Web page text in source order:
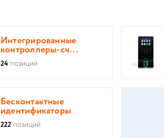
Интегрированные
контроллеры-сч...
24 позиций
Бесконтактные
идентификаторы
222 позиций